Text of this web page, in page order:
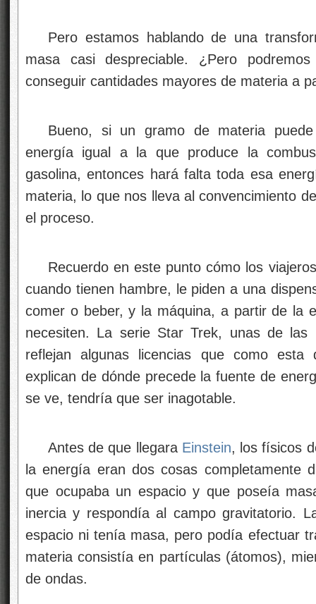
Pero estamos hablando de una
masa casi despreciable. ¿Pero
conseguir cantidades mayores de materia a
Bueno, si un gramo de materia
energía igual a la que produce la
gasolina, entonces hará falta toda esa
materia, lo que nos lleva al convencimiento
el proceso.
Recuerdo en este punto cómo los
cuando tienen hambre, le piden a una
comer o beber, y la máquina, a partir de la
necesiten. La serie Star Trek, unas de las
reflejan algunas licencias que como esta
explican de dónde precede la fuente de
se ve, tendría que ser inagotable.
Antes de que llegara Einstein, los físicos
la energía eran dos cosas completamente
que ocupaba un espacio y que poseía
inercia y respondía al campo gravitatorio.
espacio ni tenía masa, pero podía efectuar
materia consistía en partículas (átomos),
de ondas.